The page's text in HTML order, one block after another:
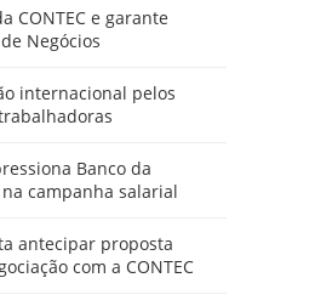
CONTEC e garante
Negócios
internacional pelos
Banco da
campanha salarial
antecipar proposta
com a CONTEC